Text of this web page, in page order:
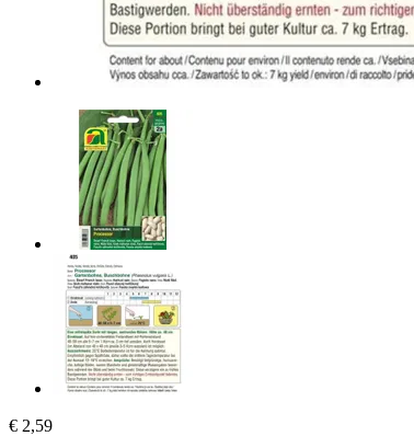
€ 2,59